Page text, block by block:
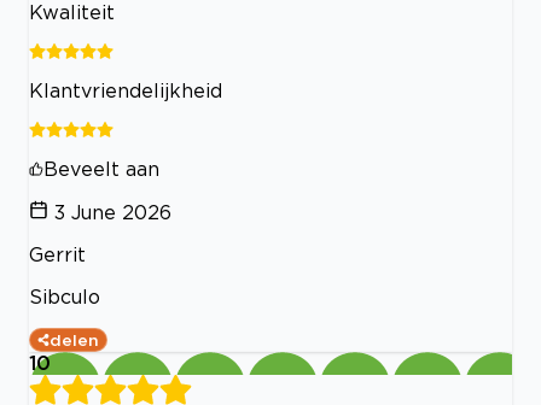
Kwaliteit
Klantvriendelijkheid
Beveelt aan
3 June 2026
Gerrit
Sibculo
delen
10